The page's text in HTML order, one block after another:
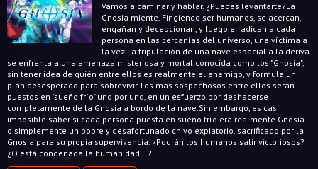
Vamos a caminar y hablar. ¿Puedes levantarte?La
Gnosia miente. Fingiendo ser humanos, se acercan,
engañan y decepcionan, y luego erradican a cada
persona en las cercanías del universo, una víctima a
la vez.La tripulación de una nave espacial a la deriva
se enfrenta a una amenaza misteriosa y mortal conocida como los "Gnosia",
sin tener idea de quién entre ellos es realmente el enemigo, y formula un
plan desesperado para sobrevivir. Los más sospechosos entre ellos serán
puestos en "sueño frío" uno por uno, en un esfuerzo por deshacerse
completamente de la Gnosia a bordo de la nave.Sin embargo, es casi
imposible saber si cada persona puesta en sueño frío era realmente Gnosia
o simplemente un pobre y desafortunado chivo expiatorio, sacrificado por la
Gnosia para su propia supervivencia. ¿Podrán los humanos salir victoriosos?
¿O está condenada la humanidad...?